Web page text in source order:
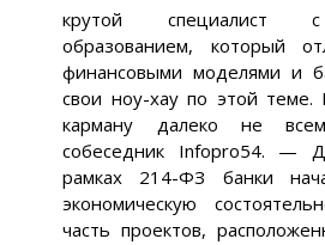
крутой специалист с
образованием, который
финансовыми моделями и
свои ноу-хау по этой
карману далеко не
собеседник Infopro54. —
рамках 214-ФЗ банки
экономическую
часть проектов,